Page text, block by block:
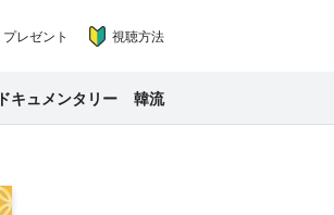
プレゼント 視聴方法
ドキュメンタリー 韓流